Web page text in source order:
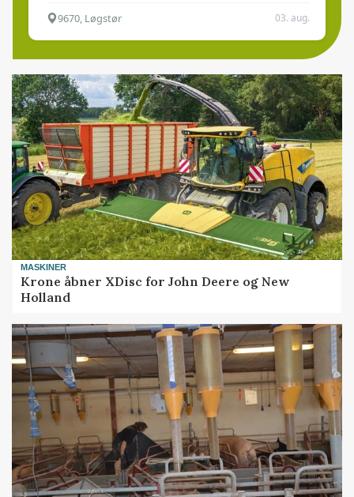
9670, Løgstør 03. aug.
MASKINER
Krone åbner XDisc for John Deere og New
Holland